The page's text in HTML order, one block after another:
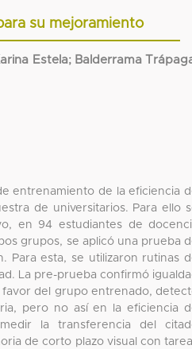
su mejoramiento
Estela; Balderrama
entrenamiento de la eficiencia
de universitarios. Para ello
en 94 estudiantes de
grupos, se aplicó una prueba
Para esta, se utilizaron rutinas
La pre-prueba confirmó
favor del grupo entrenado,
pero no así en la eficiencia
la transferencia del
de corto plazo visual con